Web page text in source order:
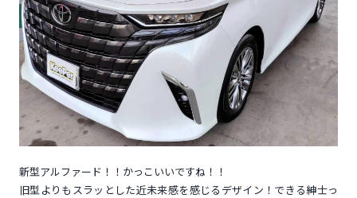
新型アルファード！！かっこいいですね！！
旧型よりもスラッとした近未来感を感じるデザイン！できる紳士っ